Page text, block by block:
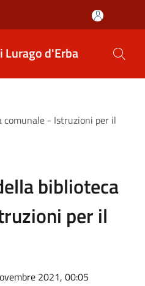
Lurago d'Erba
- Istruzioni per il
biblioteca
per il
2021, 00:05